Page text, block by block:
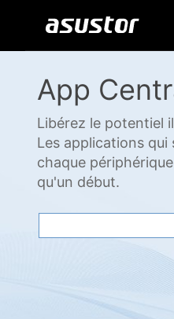
App
Libérez le potentiel
Les applications
chaque
qu'un début.